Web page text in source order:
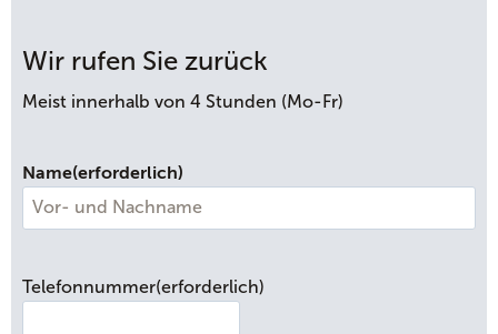
Wir rufen Sie zurück
Meist innerhalb von 4 Stunden (Mo-Fr)
Name(erforderlich)
r
Telefonnummer(erforderlich)